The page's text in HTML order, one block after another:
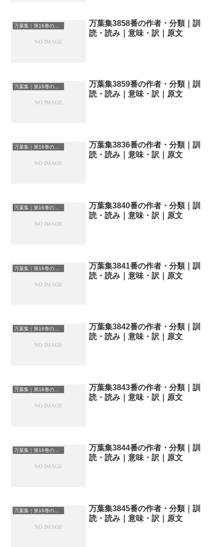
万葉集｜第16巻の和歌一覧
万葉集3858番の作者・分類｜訓
読・読み｜意味・訳｜原文
万葉集｜第16巻の和歌一覧
万葉集3859番の作者・分類｜訓
読・読み｜意味・訳｜原文
万葉集｜第16巻の和歌一覧
万葉集3836番の作者・分類｜訓
読・読み｜意味・訳｜原文
万葉集｜第16巻の和歌一覧
万葉集3840番の作者・分類｜訓
読・読み｜意味・訳｜原文
万葉集｜第16巻の和歌一覧
万葉集3841番の作者・分類｜訓
読・読み｜意味・訳｜原文
万葉集｜第16巻の和歌一覧
万葉集3842番の作者・分類｜訓
読・読み｜意味・訳｜原文
万葉集｜第16巻の和歌一覧
万葉集3843番の作者・分類｜訓
読・読み｜意味・訳｜原文
万葉集｜第16巻の和歌一覧
万葉集3844番の作者・分類｜訓
読・読み｜意味・訳｜原文
万葉集｜第16巻の和歌一覧
万葉集3845番の作者・分類｜訓
読・読み｜意味・訳｜原文